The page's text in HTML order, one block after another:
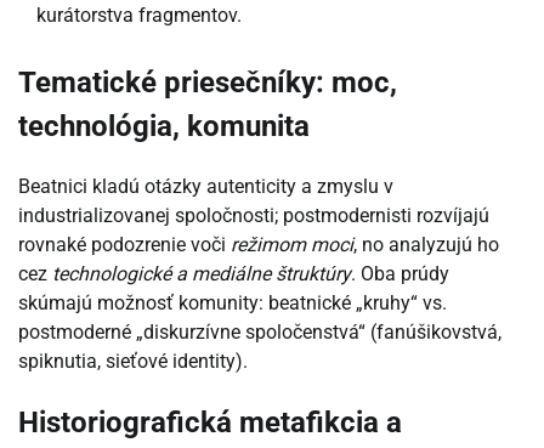
kurátorstva fragmentov.
Tematické priesečníky: moc,
technológia, komunita
Beatnici kladú otázky autenticity a zmyslu v
industrializovanej spoločnosti; postmodernisti rozvíjajú
rovnaké podozrenie voči režimom moci, no analyzujú ho
cez technologické a mediálne štruktúry. Oba prúdy
skúmajú možnosť komunity: beatnické „kruhy“ vs.
postmoderné „diskurzívne spoločenstvá“ (fanúšikovstvá,
spiknutia, sieťové identity).
Historiografická metafikcia a